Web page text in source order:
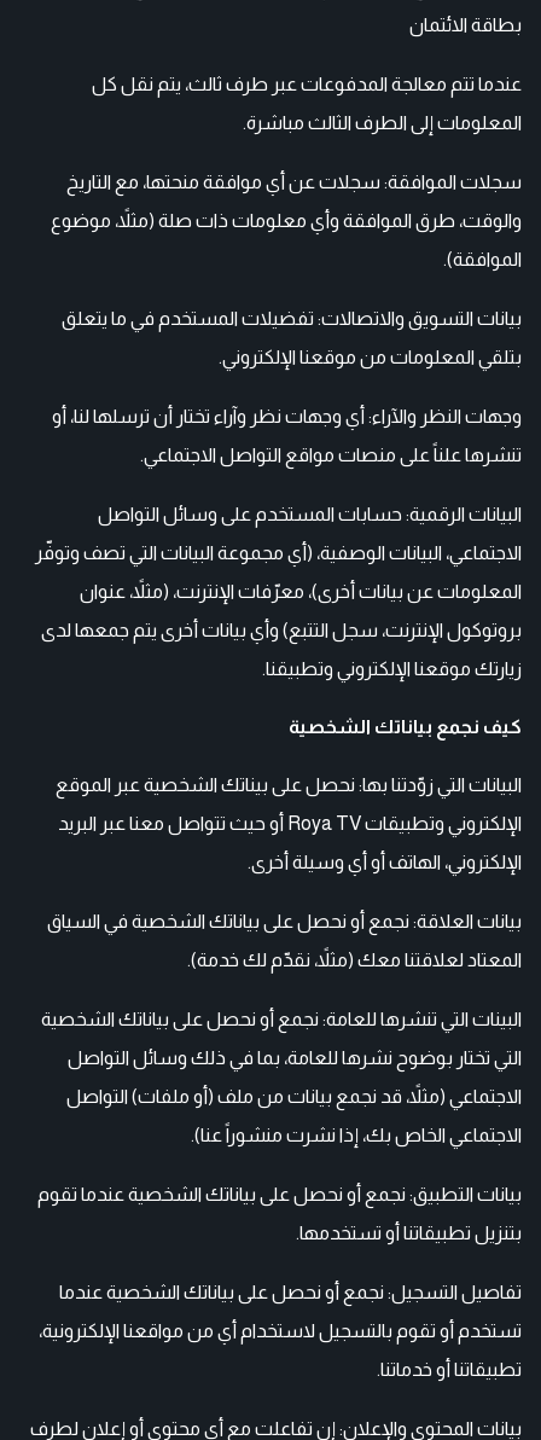
بطاقة الائتمان
عندما تتم معالجة المدفوعات عبر طرف ثالث، يتم نقل كل
المعلومات إلى الطرف الثالث مباشرة.
سجلات الموافقة: سجلات عن أي موافقة منحتها، مع التاريخ
والوقت، طرق الموافقة وأي معلومات ذات صلة (مثلاً، موضوع
الموافقة).
بيانات التسويق والاتصالات: تفضيلات المستخدم في ما يتعلق
بتلقي المعلومات من موقعنا الإلكتروني.
وجهات النظر والآراء: أي وجهات نظر وآراء تختار أن ترسلها لنا، أو
تنشرها علناً على منصات مواقع التواصل الاجتماعي.
البيانات الرقمية: حسابات المستخدم على وسائل التواصل
الاجتماعي، البيانات الوصفية، (أي مجموعة البيانات التي تصف وتوفّر
المعلومات عن بيانات أخرى)، معرّفات الإنترنت، (مثلاً، عنوان
بروتوكول الإنترنت، سجل التتبع) وأي بيانات أخرى يتم جمعها لدى
زيارتك موقعنا الإلكتروني وتطبيقنا.
كيف نجمع بياناتك الشخصية
البيانات التي زوّدتنا بها: نحصل على بيناتك الشخصية عبر الموقع
الإلكتروني وتطبيقات Roya TV أو حيث تتواصل معنا عبر البريد
الإلكتروني، الهاتف أو أي وسيلة أخرى.
بيانات العلاقة: نجمع أو نحصل على بياناتك الشخصية في السياق
المعتاد لعلاقتنا معك (مثلاً، نقدّم لك خدمة).
البينات التي تنشرها للعامة: نجمع أو نحصل على بياناتك الشخصية
التي تختار بوضوح نشرها للعامة، بما في ذلك وسائل التواصل
الاجتماعي (مثلاً، قد نجمع بيانات من ملف (أو ملفات) التواصل
الاجتماعي الخاص بك، إذا نشرت منشوراً عنا).
بيانات التطبيق: نجمع أو نحصل على بياناتك الشخصية عندما تقوم
بتنزيل تطبيقاتنا أو تستخدمها.
تفاصيل التسجيل: نجمع أو نحصل على بياناتك الشخصية عندما
تستخدم أو تقوم بالتسجيل لاستخدام أي من مواقعنا الإلكترونية،
تطبيقاتنا أو خدماتنا.
بيانات المحتوى والإعلان: إن تفاعلت مع أي محتوى أو إعلان لطرف